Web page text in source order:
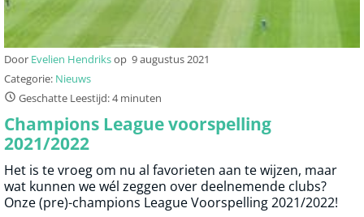
Door Evelien Hendriksop 9 augustus 2021
Categorie: Nieuws
Geschatte Leestijd: 4 minuten
Champions League voorspelling
2021/2022
Het is te vroeg om nu al favorieten aan te wijzen, maar
wat kunnen we wél zeggen over deelnemende clubs?
Onze (pre)-champions League Voorspelling 2021/2022!